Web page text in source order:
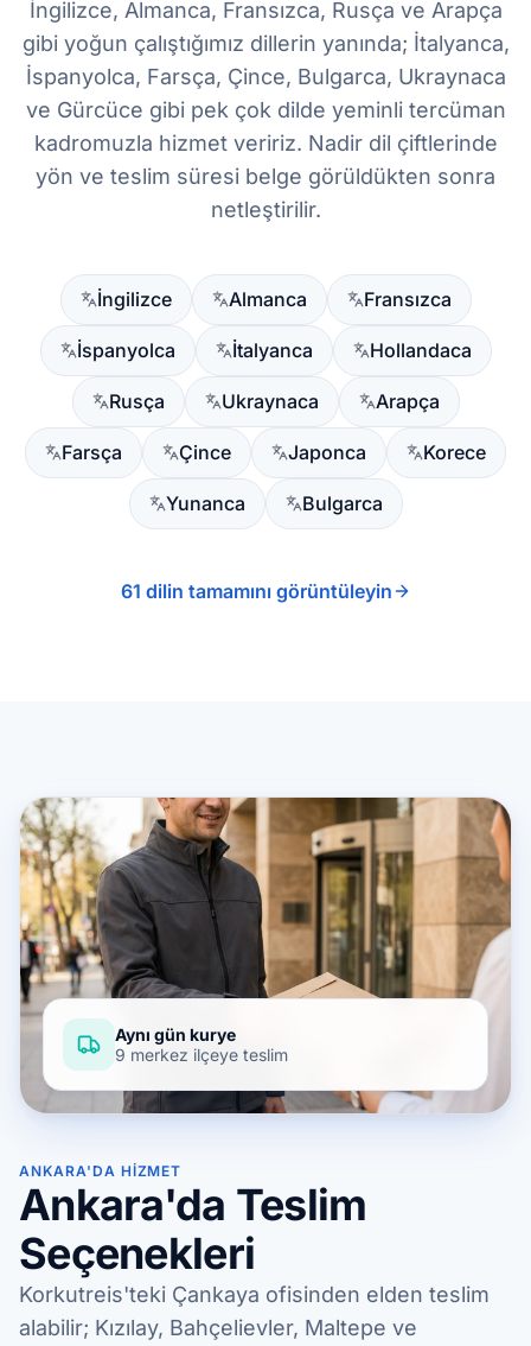
İngilizce, Almanca, Fransızca, Rusça ve Arapça
gibi yoğun çalıştığımız dillerin yanında; İtalyanca,
İspanyolca, Farsça, Çince, Bulgarca, Ukraynaca
ve Gürcüce gibi pek çok dilde yeminli tercüman
kadromuzla hizmet veririz. Nadir dil çiftlerinde
yön ve teslim süresi belge görüldükten sonra
netleştirilir.
İngilizce Almanca Fransızca
İspanyolca İtalyanca Hollandaca
Rusça Ukraynaca Arapça
Farsça Çince Japonca Korece
Yunanca Bulgarca
61 dilin tamamını görüntüleyin
Aynı gün kurye
9 merkez ilçeye teslim
ANKARA'DA HIZMET
Ankara'da Teslim
Seçenekleri
Korkutreis'teki Çankaya ofisinden elden teslim
alabilir; Kızılay, Bahçelievler, Maltepe ve